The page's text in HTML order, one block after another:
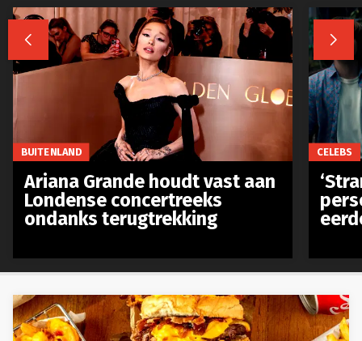
 
BUITENLAND
Ariana Grande houdt vast aan
Londense concertreeks
ondanks terugtrekking
CELEBS